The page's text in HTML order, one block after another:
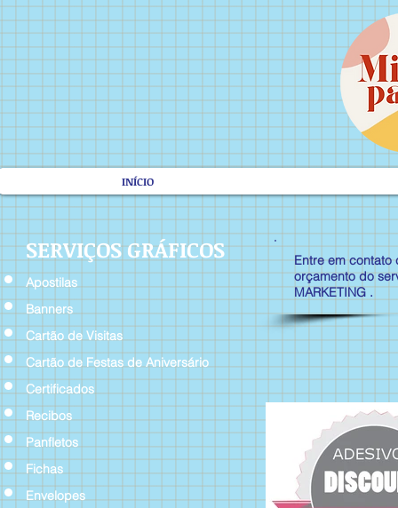
INÍCIO
SERVIÇOS GRÁFICOS
Apostilas
Banners
Cartão de Visitas
Cartão de Festas de Aniversário
Certificados
Recibos
Panfletos
Fichas
Envelopes
Entre em contato
orçamento do
MARKETING .